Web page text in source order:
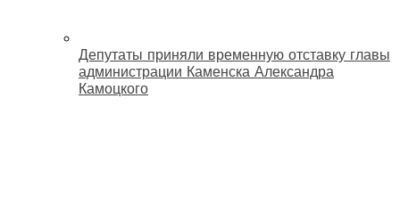
Депутаты приняли временную отставку главы
администрации Каменска Александра
Камоцкого